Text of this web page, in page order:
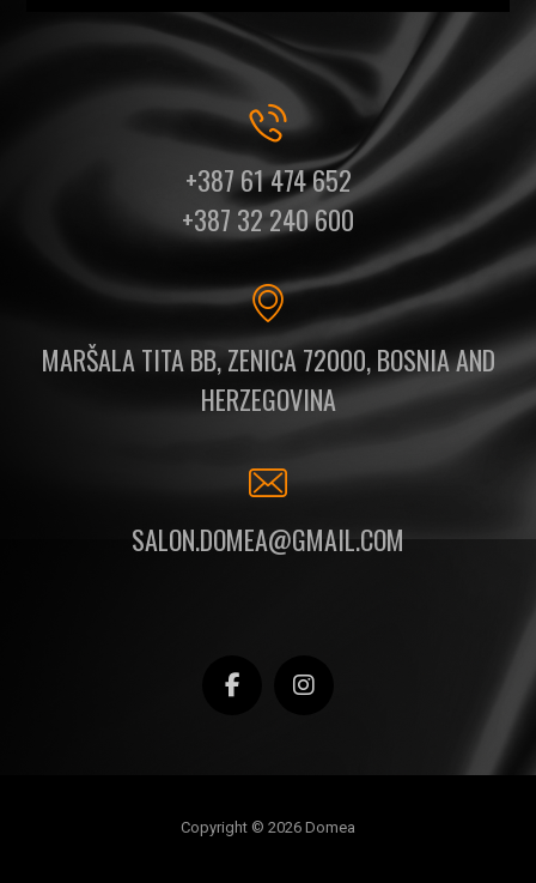
+387 61 474 652
+387 32 240 600
MARŠALA TITA BB, ZENICA 72000, BOSNIA AND
HERZEGOVINA
SALON.DOMEA@GMAIL.COM
Copyright © 2026 Domea